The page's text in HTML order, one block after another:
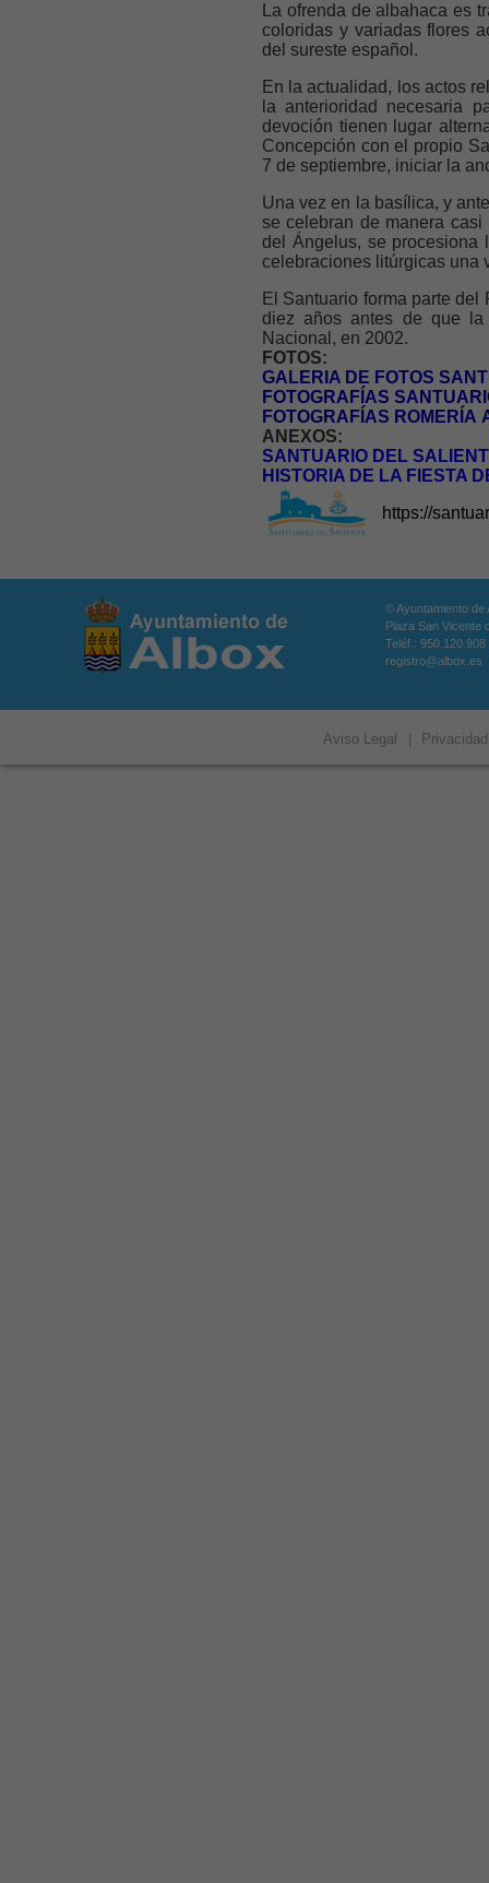
La ofrenda de albahaca es
coloridas y variadas flores
del sureste español.
En la actualidad, los actos
la anterioridad necesaria
devoción tienen lugar
Concepción con el propio
7 de septiembre, iniciar la
Una vez en la basílica, y
se celebran de manera
del Ángelus, se procesiona
celebraciones litúrgicas una
El Santuario forma parte
diez años antes de que la
Nacional, en 2002.
FOTOS:
GALERIA DE FOTOS
FOTOGRAFÍAS
FOTOGRAFÍAS ROMERÍA
ANEXOS:
SANTUARIO DEL
HISTORIA DE LA FIESTA
https://
© Ayuntamiento de
Plaza San Vicente
Teléf.:
registro@albox.es
Aviso Legal Privacidad